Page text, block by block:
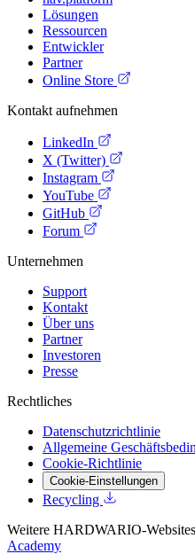
Lösungen
Ressourcen
Entwickler
Partner
Online Store
Kontakt aufnehmen
LinkedIn
X (Twitter)
Instagram
YouTube
GitHub
Forum
Unternehmen
Support
Kontakt
Über uns
Partner
Investoren
Presse
Rechtliches
Datenschutzrichtlinie
Allgemeine
Cookie-Richtlinie
Cookie-Einstellungen
Recycling
Weitere HARDWARIO-
Academy